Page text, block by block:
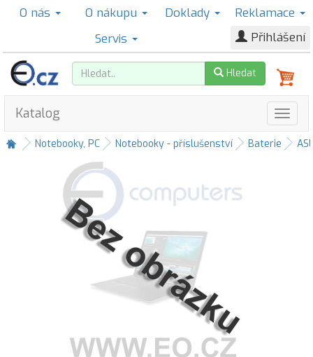
O nás O nákupu Doklady
Reklamace
Servis
Přihlášení
Hledat
Katalog
Notebooky, PC Notebooky - příslušenství Baterie